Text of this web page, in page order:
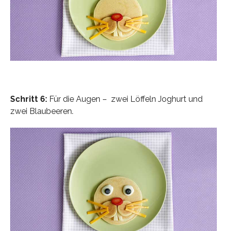
Schritt 6: Für die Augen – zwei Löffeln Joghurt und
zwei Blaubeeren.